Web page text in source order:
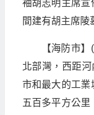
袖胡志明主席宣
間建有胡主席陵
【海防市
北部灣，西距
市和最大的工
五百多平方公里